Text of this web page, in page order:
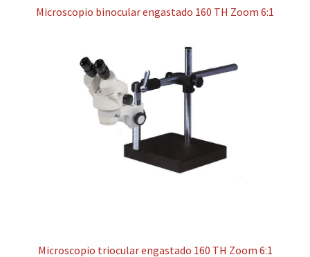
Microscopio binocular engastado 160 TH Zoom 6:1
Microscopio triocular engastado 160 TH Zoom 6:1